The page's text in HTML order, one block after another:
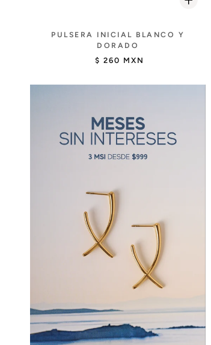
PULSERA INICIAL BLANCO Y
DORADO
$ 260 MXN